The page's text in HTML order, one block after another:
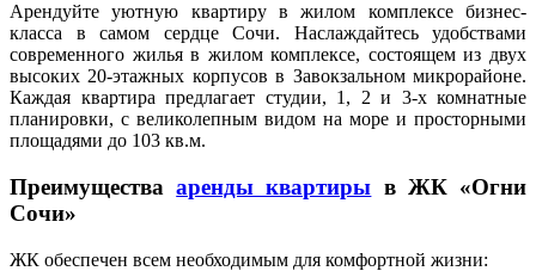
Арендуйте уютную квартиру в жилом комплексе бизнес-
класса в самом сердце Сочи. Наслаждайтесь удобствами
современного жилья в жилом комплексе, состоящем из двух
высоких 20-этажных корпусов в Завокзальном микрорайоне.
Каждая квартира предлагает студии, 1, 2 и 3-х комнатные
планировки, с великолепным видом на море и просторными
площадями до 103 кв.м.
Преимуществааренды квартиры в ЖК «Огни
Сочи»
ЖК обеспечен всем необходимым для комфортной жизни: